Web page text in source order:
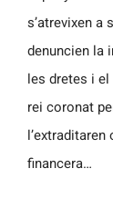
s’atrevixen a
denuncien la
les dretes i el
rei coronat
financera…